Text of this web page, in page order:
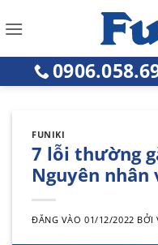
qua
FUNIKI
7 lỗi thường
Nguyên nhân
ĐĂNG VÀO01/12/2022 BỞI